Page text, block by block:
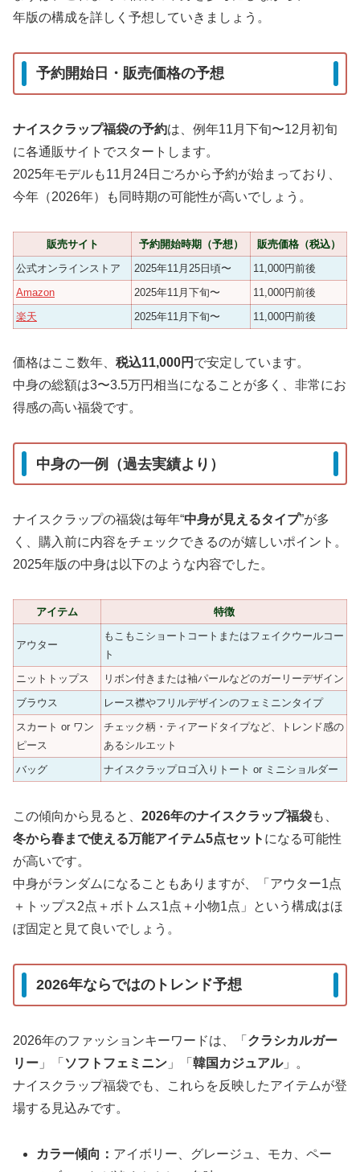
年版の構成を詳しく予想していきましょう。
予約開始日・販売価格の予想
ナイスクラップ福袋の予約は、例年11月下旬〜12月初旬
に各通販サイトでスタートします。
2025年モデルも11月24日ごろから予約が始まっており、
今年（2026年）も同時期の可能性が高いでしょう。
販売サイト 予約開始時期（予想）
販売価格（税込）
公式オンラインストア
2025年11月25日頃〜
11,000円前後
Amazon
2025年11月下旬〜
11,000円前後
楽天
2025年11月下旬〜 11,000円前後
価格はここ数年、 税込11,000円 で安定しています。
中身の総額は3〜3.5万円相当になることが多く、非常にお
得感の高い福袋です。
中身の一例（過去実績より）
ナイスクラップの福袋は毎年“中身が見えるタイプ”が多
く、購入前に内容をチェックできるのが嬉しいポイント。
2025年版の中身は以下のような内容でした。
アイテム 特徴
アウター
もこもこショートコートまたはフェイクウールコー
ト
ニットトップス
リボン付きまたは袖パールなどのガーリーデザイン
ブラウス
レース襟やフリルデザインのフェミニンタイプ
スカート or ワン
ピース
チェック柄・ティアードタイプなど、トレンド感の
あるシルエット
バッグ
ナイスクラップロゴ入りトート or ミニショルダー
この傾向から見ると、 2026年のナイスクラップ福袋も、
冬から春まで使える万能アイテム5点セット になる可能性
が高いです。
中身がランダムになることもありますが、「アウター1点
＋トップス2点＋ボトムス1点＋小物1点」という構成はほ
ぼ固定と見て良いでしょう。
2026年ならではのトレンド予想
2026年のファッションキーワードは、「 クラシカルガー
リー 」「 ソフトフェミニン 」「 韓国カジュアル」。
ナイスクラップ福袋でも、これらを反映したアイテムが登
場する見込みです。
カラー傾向： アイボリー、グレージュ、モカ、ペー